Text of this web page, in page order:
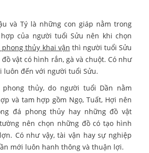
và Tý là những con giáp nằm trong
của người tuổi Sửu nên khi chọn
thủy khai vận thì người tuổi Sửu
vật có hình rắn, gà và chuột. Có như
luôn đến với người tuổi Sửu.
phong thủy, do người tuổi Dần nằm
và tam hợp gồm Ngọ, Tuất, Hợi nên
đá phong thủy hay những đồ vật
nên chọn những đồ có tạo hình
Có như vậy, tài vận hay sự nghiệp
mới luôn hanh thông và thuận lợi.